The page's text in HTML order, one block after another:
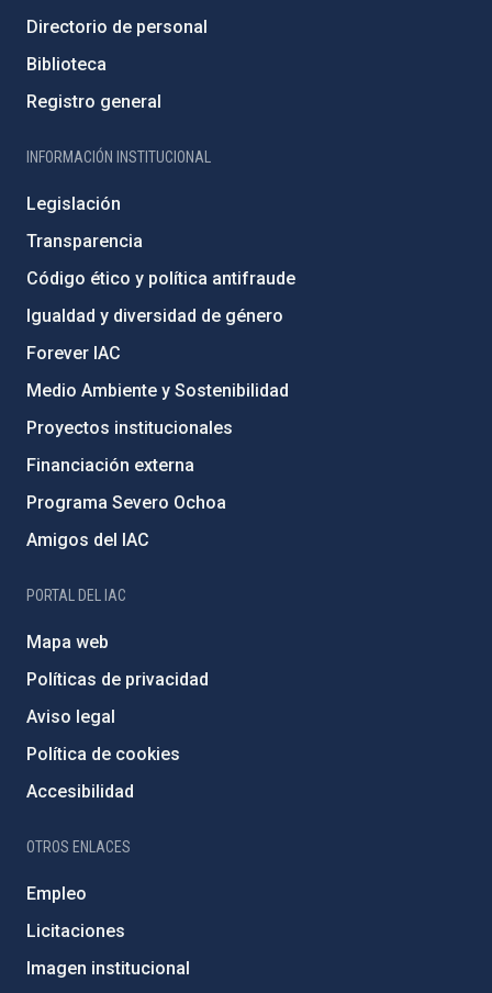
Directorio de personal
Biblioteca
Registro general
INFORMACIÓN INSTITUCIONAL
Legislación
Transparencia
Código ético y política antifraude
Igualdad y diversidad de género
Forever IAC
Medio Ambiente y Sostenibilidad
Proyectos institucionales
Financiación externa
Programa Severo Ochoa
Amigos del IAC
PORTAL DEL IAC
Mapa web
Políticas de privacidad
Aviso legal
Política de cookies
Accesibilidad
OTROS ENLACES
Empleo
Licitaciones
Imagen institucional